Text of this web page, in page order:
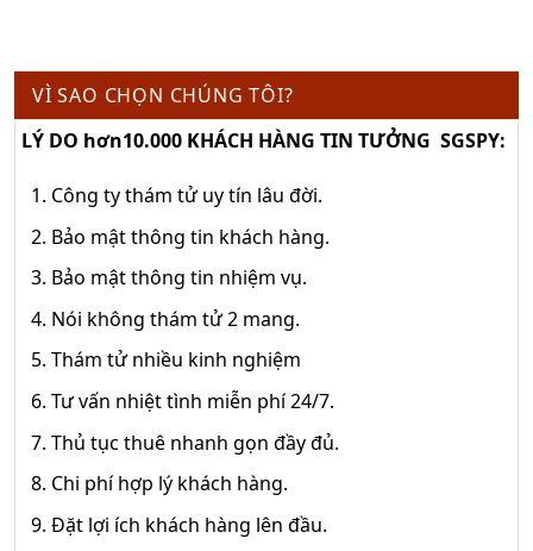
VÌ SAO CHỌN CHÚNG TÔI?
LÝ DO hơn10.000 KHÁCH HÀNG TIN TƯỞNG SGSPY:
1. Công ty thám tử uy tín lâu đời.
2. Bảo mật thông tin khách hàng.
3. Bảo mật thông tin nhiệm vụ.
4. Nói không thám tử 2 mang.
5. Thám tử nhiều kinh nghiệm
6. Tư vấn nhiệt tình miễn phí 24/7.
7. Thủ tục thuê nhanh gọn đầy đủ.
8. Chi phí hợp lý khách hàng.
9. Đặt lợi ích khách hàng lên đầu.